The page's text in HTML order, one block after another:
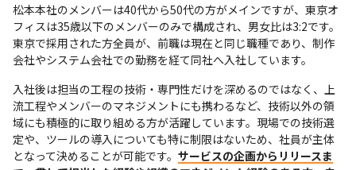
松本本社のメンバーは40代から50代の方がメインですが、東京オ
フィスは35歳以下のメンバーのみで構成され、男女比は3:2です。
東京で採用された方全員が、前職は現在と同じ職種であり、制作
会社やシステム会社での勤務を経て同社へ入社しています。
入社後は担当の工程の技術・専門性だけを深めるのではなく、上
流工程やメンバーのマネジメントにも携わるなど、技術以外の領
域にも積極的に取り組める方が活躍しています。現場での技術選
定や、ツールの導入についても特に制限はないため、社員が主体
となって決めることが可能です。 サービスの企画からリリースま